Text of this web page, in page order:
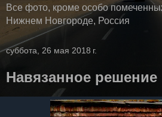
Все фото, кроме особо
Нижнем Новгороде, Россия
суббота, 26 мая 2018 г.
Навязанное решение